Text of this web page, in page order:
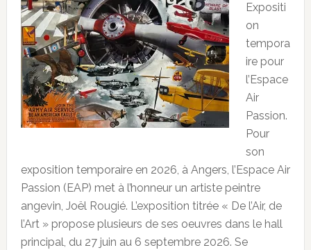
Expositi
on
tempora
ire pour
l’Espace
Air
Passion.
Pour
son
exposition temporaire en 2026, à Angers, l’Espace Air
Passion (EAP) met à l’honneur un artiste peintre
angevin, Joël Rougié. L’exposition titrée « De l’Air, de
l’Art » propose plusieurs de ses oeuvres dans le hall
principal, du 27 juin au 6 septembre 2026. Se